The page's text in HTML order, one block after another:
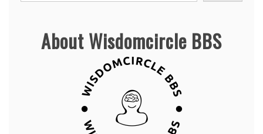
About Wisdomcircle BBS